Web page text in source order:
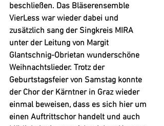
beschließen. Das Bläserensemble
VierLess war wieder dabei und
zusätzlich sang der Singkreis MIRA
unter der Leitung von Margit
Glantschnig-Obrietan wunderschöne
Weihnachtslieder. Trotz der
Geburtstagsfeier von Samstag konnte
der Chor der Kärntner in Graz wieder
einmal beweisen, dass es sich hier um
einen Auftrittschor handelt und auch